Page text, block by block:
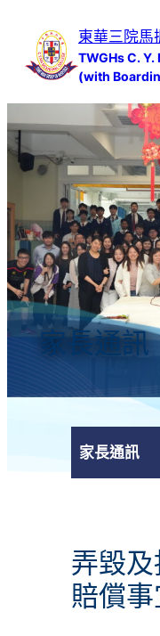
容
東華三院馬
TWGHs C.
(with
家長通訊
家長通訊
學校通告
弄毀
賠償事